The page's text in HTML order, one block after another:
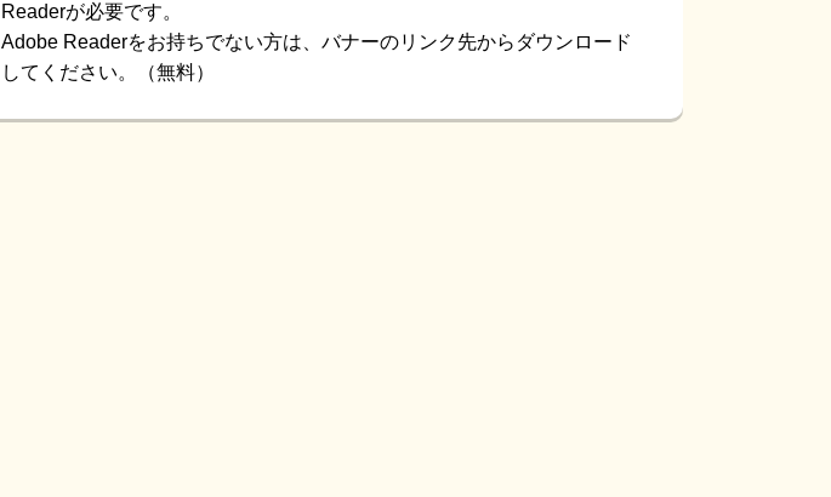
Readerが必要です。
Adobe Readerをお持ちでない方は、バナーのリンク先からダウンロード
してください。（無料）